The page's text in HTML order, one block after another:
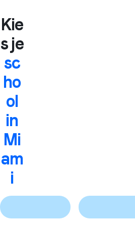
Kie
s je
sc
ho
ol
in
Mi
am
i